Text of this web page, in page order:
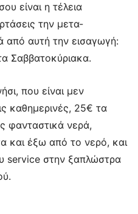
σου είναι η τέλεια
την μετα-
από αυτή την εισαγωγή:
Σαββατοκύριακα.
που είναι μεν
καθημερινές, 25€ τα
φανταστικά νερά,
και έξω από το νερό, και
service στην ξαπλώστρα